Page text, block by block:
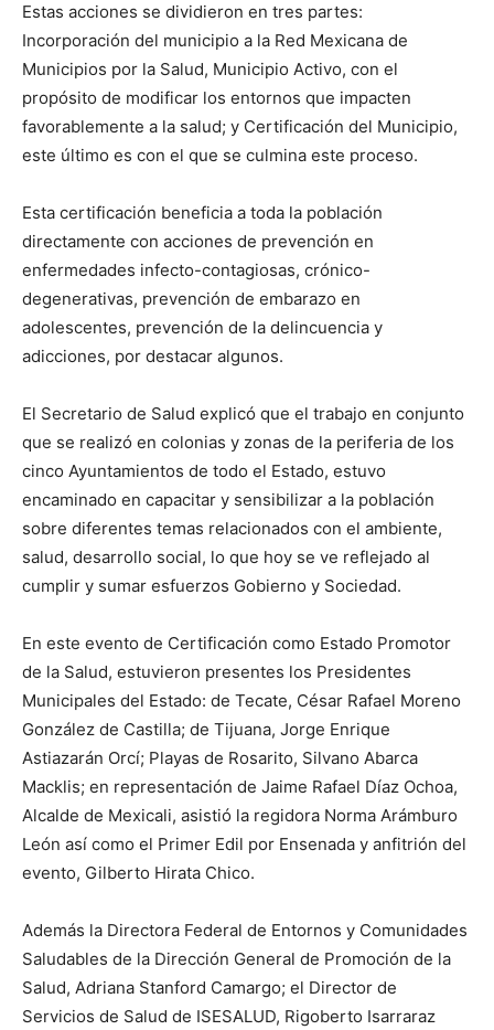
Estas acciones se dividieron en tres partes:
Incorporación del municipio a la Red Mexicana de
Municipios por la Salud, Municipio Activo, con el
propósito de modificar los entornos que impacten
favorablemente a la salud; y Certificación del Municipio,
este último es con el que se culmina este proceso.
Esta certificación beneficia a toda la población
directamente con acciones de prevención en
enfermedades infecto-contagiosas, crónico-
degenerativas, prevención de embarazo en
adolescentes, prevención de la delincuencia y
adicciones, por destacar algunos.
El Secretario de Salud explicó que el trabajo en conjunto
que se realizó en colonias y zonas de la periferia de los
cinco Ayuntamientos de todo el Estado, estuvo
encaminado en capacitar y sensibilizar a la población
sobre diferentes temas relacionados con el ambiente,
salud, desarrollo social, lo que hoy se ve reflejado al
cumplir y sumar esfuerzos Gobierno y Sociedad.
En este evento de Certificación como Estado Promotor
de la Salud, estuvieron presentes los Presidentes
Municipales del Estado: de Tecate, César Rafael Moreno
González de Castilla; de Tijuana, Jorge Enrique
Astiazarán Orcí; Playas de Rosarito, Silvano Abarca
Macklis; en representación de Jaime Rafael Díaz Ochoa,
Alcalde de Mexicali, asistió la regidora Norma Arámburo
León así como el Primer Edil por Ensenada y anfitrión del
evento, Gilberto Hirata Chico.
Además la Directora Federal de Entornos y Comunidades
Saludables de la Dirección General de Promoción de la
Salud, Adriana Stanford Camargo; el Director de
Servicios de Salud de ISESALUD, Rigoberto Isarraraz